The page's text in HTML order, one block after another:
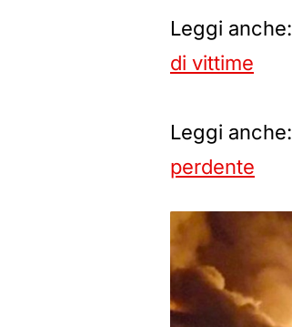
Leggi anche:
di vittime
Leggi anche:
perdente